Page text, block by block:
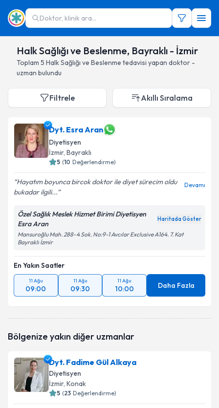
Doktor, klinik ara...
Halk Sağlığı ve Beslenme, Bayraklı - İzmir
Toplam 5 Halk Sağlığı ve Beslenme tedavisi yapan doktor -
uzman bulundu
Filtrele Akıllı Sıralama
Dyt. Esra Aran
Diyetisyen
İzmir, Bayraklı
5 (10 Değerlendirme)
Hayatım boyunca bircok doktor ile diyet sürecim oldu
bukadar ilgili...
Devamı
Özel Sağlık Meslek Hizmet Birimi Diyetisyen
Esra Aran
Haritada Göster
Mansuroğlu Mah. 288-4 Sok. No:9-1 Avcılar Exclusive A164. 7. Kat
Bayraklı İzmir
En Yakın Saatler
11 Ağu
09:00
11 Ağu
09:30
11 Ağu
10:00 Daha Fazla
Bölgenize yakın diğer uzmanlar
Dyt. Fadime Gül Alkaya
Diyetisyen
İzmir, Konak
5 (23 Değerlendirme)